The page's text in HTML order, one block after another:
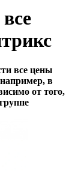
все цены
в
от того,